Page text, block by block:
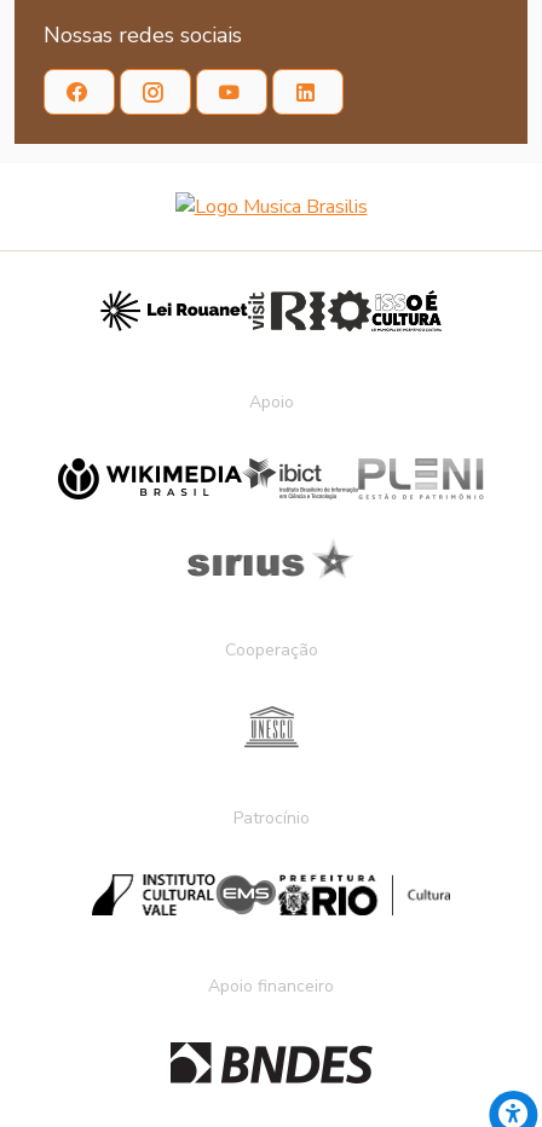
Nossas redes sociais
Apoio
Cooperação
Patrocínio
Apoio financeiro